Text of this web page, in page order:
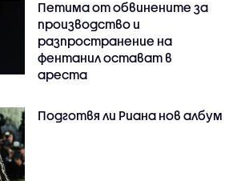
Петима от обвинените за
производство и
разпространение на
фентанил остават в
ареста
Подготвя ли Риана нов албум